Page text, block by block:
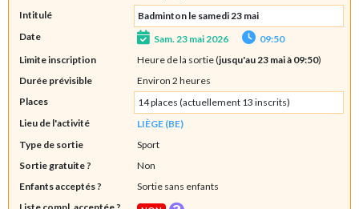
Intitulé
Badminton le samedi 23 mai
Date
Sam. 23 mai 2026
09:50
Limite inscription
Heure de la sortie (jusqu'au 23 mai à 09:50)
Durée prévisible
Environ 2 heures
Places
14 places (actuellement 13 inscrits)
Lieu de l'activité
LIÈGE (BE)
Type de sortie
Sport
Sortie gratuite ?
Non
Enfants acceptés ?
Sortie sans enfants